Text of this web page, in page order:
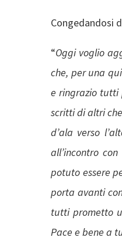
Congedandosi
“Oggi voglio
che, per una
e ringrazio tutti
scritti di altri
d’ala verso
all’incontro
potuto essere
porta avanti
tutti prometto
Pace e bene a